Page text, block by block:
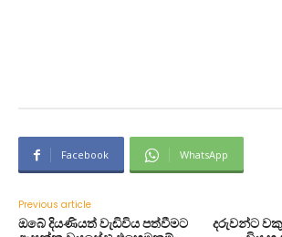
Facebook WhatsApp
Previous article
ඔබේ දියණියත් වැඩිවිය පත්වීමට
දරුවන්ට